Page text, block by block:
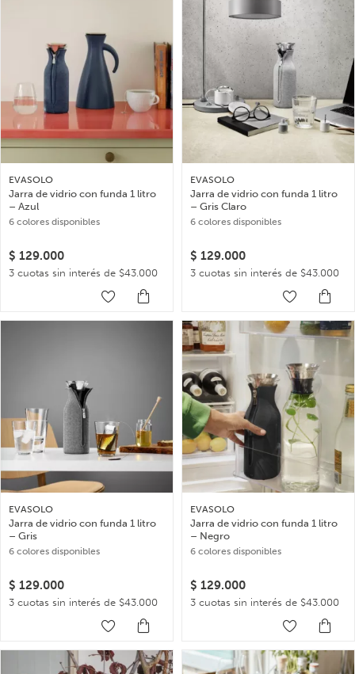
EVASOLO
Jarra de vidrio con funda 1 litro
– Azul
6 colores disponibles
$ 129.000
3 cuotas sin interés de $43.000
EVASOLO
Jarra de vidrio con funda 1 litro
– Gris Claro
6 colores disponibles
$ 129.000
3 cuotas sin interés de $43.000
EVASOLO
Jarra de vidrio con funda 1 litro
– Gris
6 colores disponibles
$ 129.000
3 cuotas sin interés de $43.000
EVASOLO
Jarra de vidrio con funda 1 litro
– Negro
6 colores disponibles
$ 129.000
3 cuotas sin interés de $43.000